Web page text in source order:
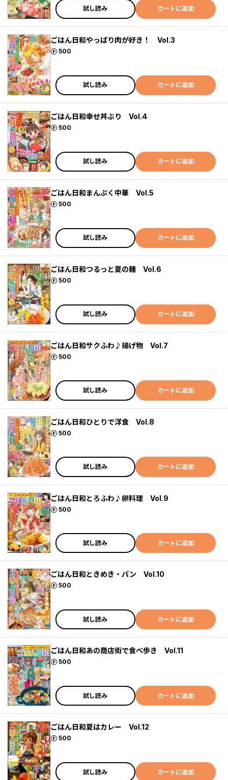
試し読み カートに追加
ごはん日和やっぱり肉が好き！ Vol.3
500
ポイント
試し読み カートに追加
ごはん日和幸せ丼ぶり Vol.4
500
ポイント
試し読み カートに追加
ごはん日和まんぷく中華 Vol.5
500
ポイント
試し読み カートに追加
ごはん日和つるっと夏の麺 Vol.6
500
ポイント
試し読み カートに追加
ごはん日和サクふわ♪揚げ物 Vol.7
500
ポイント
試し読み カートに追加
ごはん日和ひとりで洋食 Vol.8
500
ポイント
試し読み カートに追加
ごはん日和とろふわ♪卵料理 Vol.9
500
ポイント
試し読み カートに追加
ごはん日和ときめき・パン Vol.10
500
ポイント
試し読み カートに追加
ごはん日和あの商店街で食べ歩き Vol.11
500
ポイント
試し読み カートに追加
ごはん日和夏はカレー Vol.12
500
ポイント
試し読み カートに追加